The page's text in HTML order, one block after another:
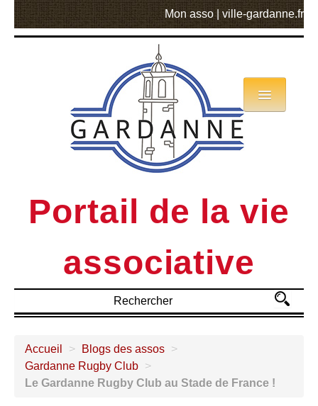
Mon asso ville-gardanne.fr
Portail de la vie
associative
Annuaire
Actualités
MVA
Accueil > Blogs des assos >
Gardanne Rugby Club >
Le Gardanne Rugby Club au Stade de France !